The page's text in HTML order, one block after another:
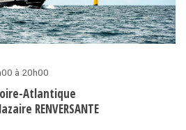
à 20h00
Atlantique
RENVERSANTE